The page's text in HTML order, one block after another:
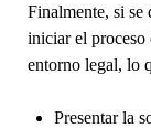
Finalmente, si se
iniciar el proceso
entorno legal, lo
Presentar la